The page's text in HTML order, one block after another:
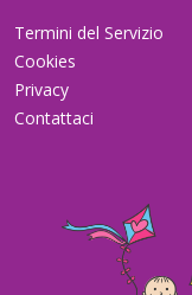
Termini del Servizio
Cookies
Privacy
Contattaci